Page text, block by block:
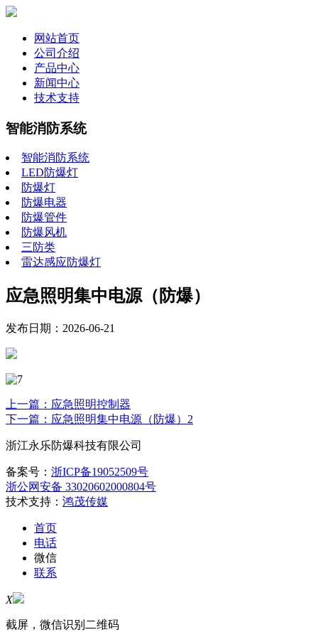
网站首页
公司介绍
产品中心
新闻中心
技术支持
智能消防系统
智能消防系统
LED防爆灯
防爆灯
防爆电器
防爆管件
防爆风机
三防类
雷达感应防爆灯
应急照明集中电源（防爆）
发布日期：2026-06-21
上一篇：应急照明控制器
下一篇：应急照明集中电源（防爆）2
浙江永乐防爆科技有限公司
备案号： 浙ICP备19052509号
浙公网安备 33020602000804号
技术支持： 鸿茂传媒
首页
电话
微信
联系
X
截屏，微信识别二维码